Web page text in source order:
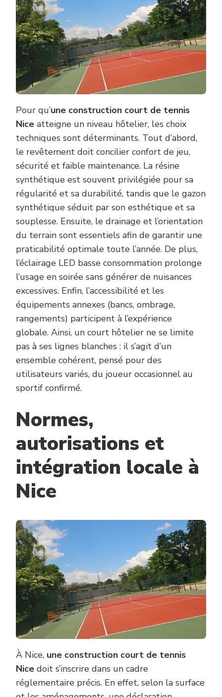
Pour qu’une construction court de tennis
Nice atteigne un niveau hôtelier, les choix
techniques sont déterminants. Tout d’abord,
le revêtement doit concilier confort de jeu,
sécurité et faible maintenance. La résine
synthétique est souvent privilégiée pour sa
régularité et sa durabilité, tandis que le gazon
synthétique séduit par son esthétique et sa
souplesse. Ensuite, le drainage et l’orientation
du terrain sont essentiels afin de garantir une
praticabilité optimale toute l’année. De plus,
l’éclairage LED basse consommation prolonge
l’usage en soirée sans générer de nuisances
excessives. Enfin, l’accessibilité et les
équipements annexes (bancs, ombrage,
rangements) participent à l’expérience
globale. Ainsi, un court hôtelier ne se limite
pas à ses lignes blanches : il s’agit d’un
ensemble cohérent, pensé pour des
utilisateurs variés, du joueur occasionnel au
sportif confirmé.
Normes,
autorisations et
intégration locale à
Nice
À Nice, une construction court de tennis
Nice doit s’inscrire dans un cadre
réglementaire précis. En effet, selon la surface